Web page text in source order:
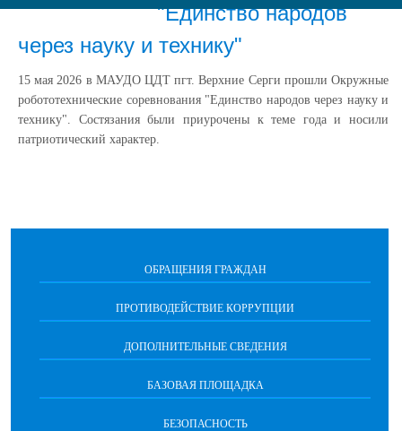
"Единство народов
через науку и технику"
15 мая 2026 в МАУДО ЦДТ пгт. Верхние Серги прошли Окружные
робототехнические соревнования "Единство народов через науку и
технику". Состязания были приурочены к теме года и носили
патриотический характер.
ОБРАЩЕНИЯ ГРАЖДАН
ПРОТИВОДЕЙСТВИЕ КОРРУПЦИИ
ДОПОЛНИТЕЛЬНЫЕ СВЕДЕНИЯ
БАЗОВАЯ ПЛОЩАДКА
БЕЗОПАСНОСТЬ